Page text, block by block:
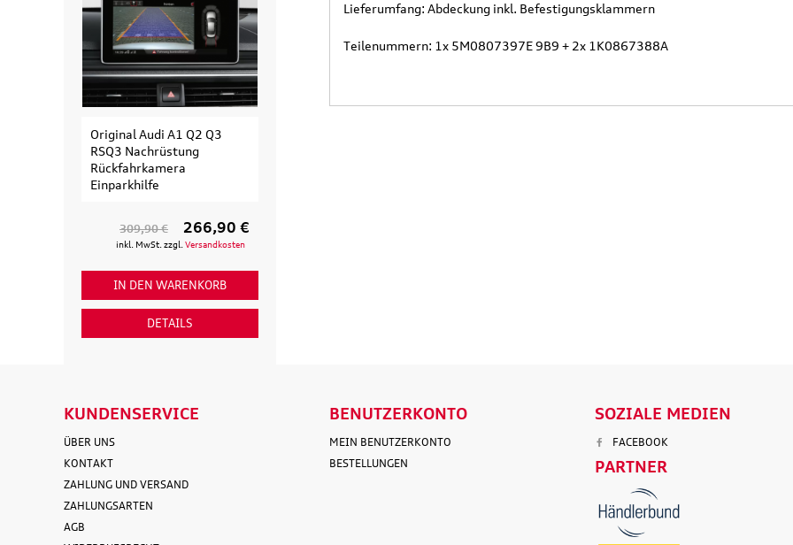
Lieferumfang: Abdeckung inkl. Befestigungsklammern
Teilenummern: 1x 5M0807397E 9B9 + 2x 1K0867388A
Original Audi A1 Q2 Q3
RSQ3 Nachrüstung
Rückfahrkamera
Einparkhilfe
309,90 € 266,90 €
inkl. MwSt. zzgl. Versandkosten
IN DEN WARENKORB
DETAILS
KUNDENSERVICE
ÜBER UNS
KONTAKT
ZAHLUNG UND VERSAND
ZAHLUNGSARTEN
AGB
BENUTZERKONTO
MEIN BENUTZERKONTO
BESTELLUNGEN
SOZIALE MEDIEN
FACEBOOK
PARTNER